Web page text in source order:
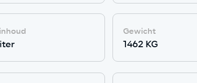
Gewicht
1462 KG